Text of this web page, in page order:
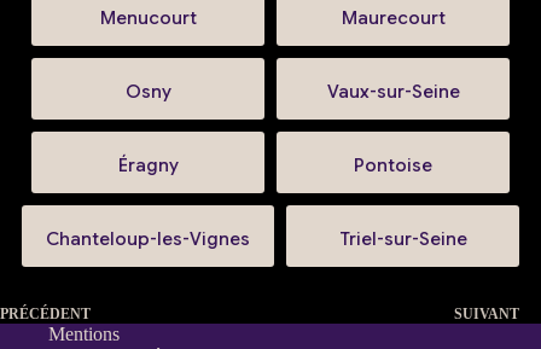
Menucourt Maurecourt
Osny Vaux-sur-Seine
Éragny Pontoise
Chanteloup-les-Vignes Triel-sur-Seine
PRÉCÉDENT SUIVANT
Mentions